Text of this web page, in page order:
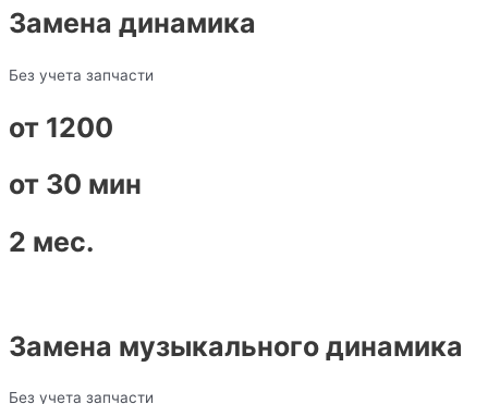
Замена динамика
Без учета запчасти
от 1200
от 30 мин
2 мес.
Замена музыкального динамика
Без учета запчасти